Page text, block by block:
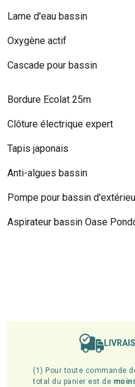
Lame d'eau bassin
Oxygène actif
Cascade pour bassin
Bordure Ecolat 25m
Clôture électrique expert
Tapis japonais
Anti-algues bassin
Pompe pour bassin
Aspirateur bassin Oase
(1) Pour toute commande
total du panier est de